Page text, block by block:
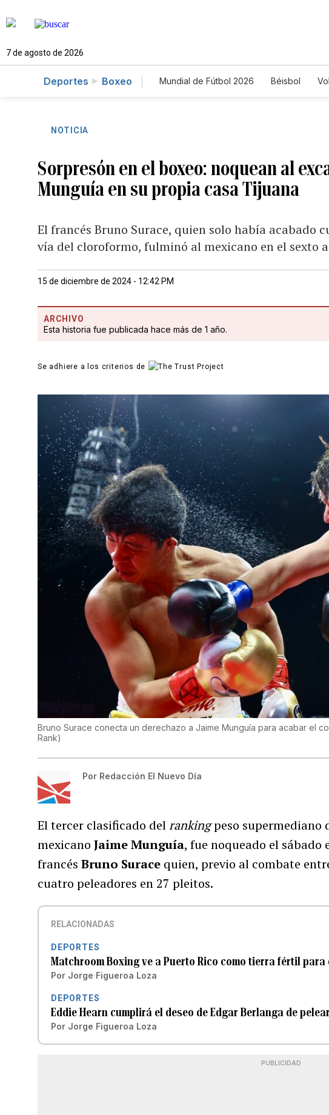
7 de agosto de 2026
Deportes Boxeo Mundial de Fútbol 2026 Béisbol
NOTICIA
Sorpresón en el boxeo: noquean al
Munguía en su propia casa Tijuana
El francés Bruno Surace, quien solo había acabado
vía del cloroformo, fulminó al mexicano en el sexto
15 de diciembre de 2024 - 12:42 PM
ARCHIVO
Esta historia fue publicada hace más de 1 año.
Se adhiere a los criterios de
Bruno Surace conecta un derechazo a Jaime Munguía para acabar el
Rank)
Por Redacción El Nuevo Día
El tercer clasificado delrankingpeso supermediano
mexicanoJaime Munguía, fue noqueado el
francésBruno Surace quien, previo al combate
cuatro peleadores en 27 pleitos.
RELACIONADAS
DEPORTES
Matchroom Boxing ve a Puerto Rico como tierra fértil
Por Jorge Figueroa Loza
DEPORTES
Eddie Hearn cumplirá el deseo de Edgar Berlanga de
Por Jorge Figueroa Loza
PUBLICIDAD